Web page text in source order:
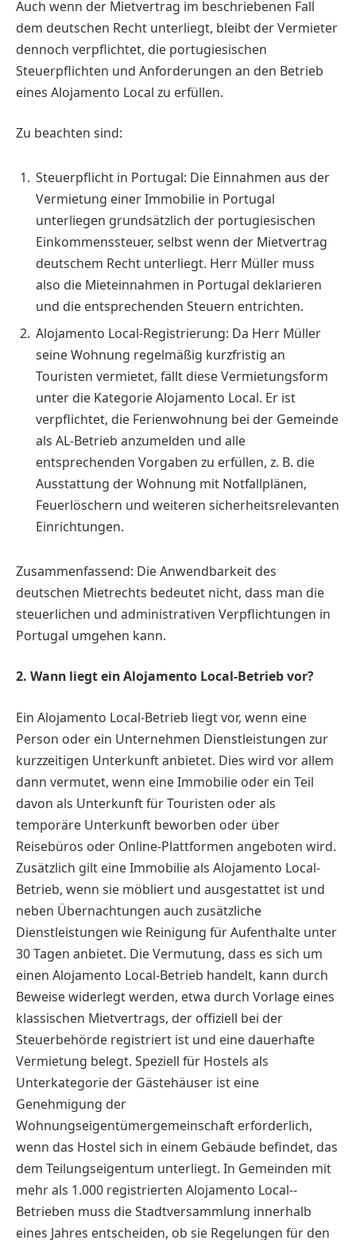
Auch wenn der Mietvertrag im beschriebenen Fall
dem deutschen Recht unterliegt, bleibt der Vermieter
dennoch verpflichtet, die portugiesischen
Steuerpflichten und Anforderungen an den Betrieb
eines Alojamento Local zu ­erfüllen.
Zu beachten sind:
Steuerpflicht in Portugal: Die Einnahmen aus der
Vermietung einer Immobilie in Portugal
unterliegen grundsätzlich der portugiesischen
Einkommenssteuer, selbst wenn der Mietvertrag
deutschem Recht unterliegt. Herr Müller muss
also die Mieteinnahmen in Portugal deklarieren
und die entsprechenden Steuern entrichten.
Alojamento Local-Registrierung: Da Herr Müller
seine Wohnung regelmäßig kurzfristig an
Touristen vermietet, fällt diese Vermietungsform
unter die Kategorie Alojamento Local. Er ist
verpflichtet, die Ferienwohnung bei der Gemeinde
als AL-Betrieb anzumelden und alle
entsprechenden Vorgaben zu erfüllen, z. B. die
Ausstattung der Wohnung mit Notfallplänen,
Feuerlöschern und weiteren sicherheitsrelevanten
Einrichtungen.
Zusammenfassend: Die Anwendbarkeit des
deutschen Mietrechts bedeutet nicht, dass man die
steuerlichen und administrativen Verpflichtungen in
Portugal umgehen kann.
2. Wann liegt ein Alojamento Local-Betrieb vor?
Ein Alojamento Local-Betrieb liegt vor, wenn eine
Person oder ein Unternehmen Dienstleistungen zur
kurzzeitigen Unterkunft anbietet. Dies wird vor allem
dann vermutet, wenn eine Immobilie oder ein Teil
davon als Unterkunft für Touristen oder als
temporäre Unterkunft beworben oder über
Reisebüros oder Online-Plattformen angeboten wird.
Zusätzlich gilt eine Immobilie als Alojamento Local-
Betrieb, wenn sie möbliert und ausgestattet ist und
neben Übernachtungen auch zusätzliche
Dienstleistungen wie Reinigung für Aufenthalte unter
30 Tagen anbietet. Die Vermutung, dass es sich um
einen Alojamento Local-Betrieb handelt, kann durch
Beweise widerlegt werden, etwa durch Vorlage eines
klassischen Mietvertrags, der offiziell bei der
Steuerbehörde registriert ist und eine dauerhafte
Vermietung belegt. Speziell für Hostels als
Unterkategorie der Gästehäuser ist eine
Genehmigung der
Wohnungseigentümergemeinschaft erforderlich,
wenn das Hostel sich in einem Gebäude befindet, das
dem Teilungseigentum unterliegt. In Gemeinden mit
mehr als 1.000 registrierten Alojamento Local-­
Betrieben muss die Stadtversammlung innerhalb
eines Jahres entscheiden, ob sie Regelungen für den